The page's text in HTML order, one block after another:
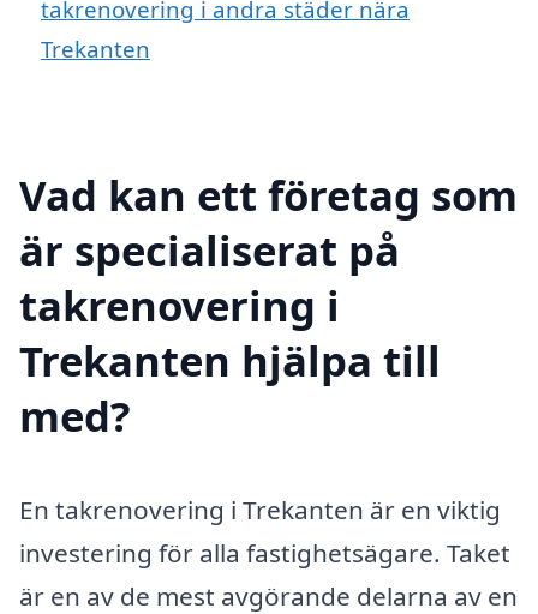
takrenovering i andra städer nära
Trekanten
Vad kan ett företag som
är specialiserat på
takrenovering i
Trekanten hjälpa till
med?
En takrenovering i Trekanten är en viktig
investering för alla fastighetsägare. Taket
är en av de mest avgörande delarna av en